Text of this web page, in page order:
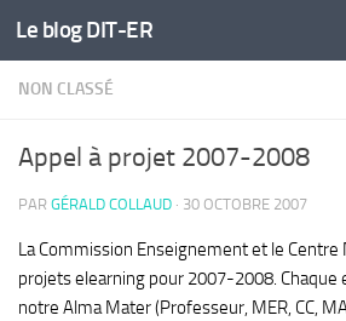
Skip to content
Le blog DIT-ER
NON CLASSÉ
Appel à projet 2007-2008
PAR GÉRALD COLLAUD · 30 OCTOBRE 2007
La Commission Enseignement et le Centre
projets elearning pour 2007-2008. Chaque
notre Alma Mater (Professeur, MER, CC,